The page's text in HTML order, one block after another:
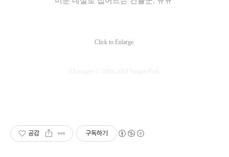
Click to Enlarge.
공감 구독하기